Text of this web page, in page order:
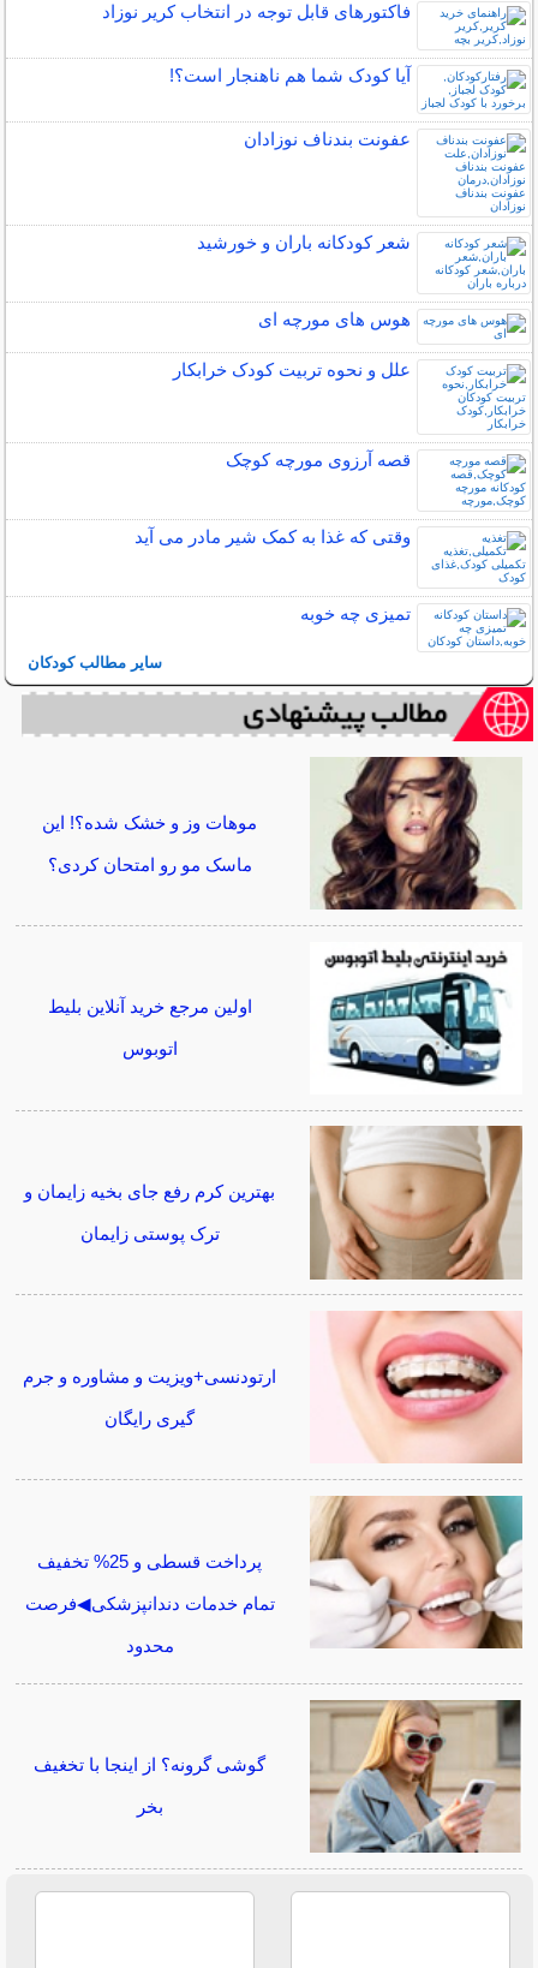
فاکتورهای قابل توجه در انتخاب کریر نوزاد
آیا کودک شما هم ناهنجار است؟!
عفونت بندناف نوزادان
شعر کودکانه باران و خورشید
هوس های مورچه ای
علل و نحوه تربیت کودک خرابکار
قصه آرزوی مورچه کوچک
وقتی که غذا به کمک شیر مادر می آید
تمیزی چه خوبه
سایر مطالب کودکان
موهات وز و خشک شده؟! این
ماسک مو رو امتحان کردی؟
اولین مرجع خرید آنلاین بلیط
اتوبوس
بهترین کرم رفع جای بخیه زایمان و
ترک پوستی زایمان
ارتودنسی+ویزیت و مشاوره و جرم
گیری رایگان
پرداخت قسطی و 25% تخفیف
تمام خدمات دندانپزشکی◀فرصت
محدود
گوشی گرونه؟ از اینجا با تخغیف
بخر